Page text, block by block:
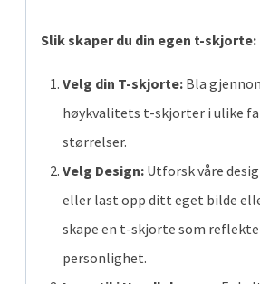
Slik skaper du din egen t-skjorte:
Velg din T-skjorte: Bla
høykvalitets t-skjorter i ulike
størrelser.
Velg Design: Utforsk våre
eller last opp ditt eget bilde
skape en t-skjorte som
personlighet.